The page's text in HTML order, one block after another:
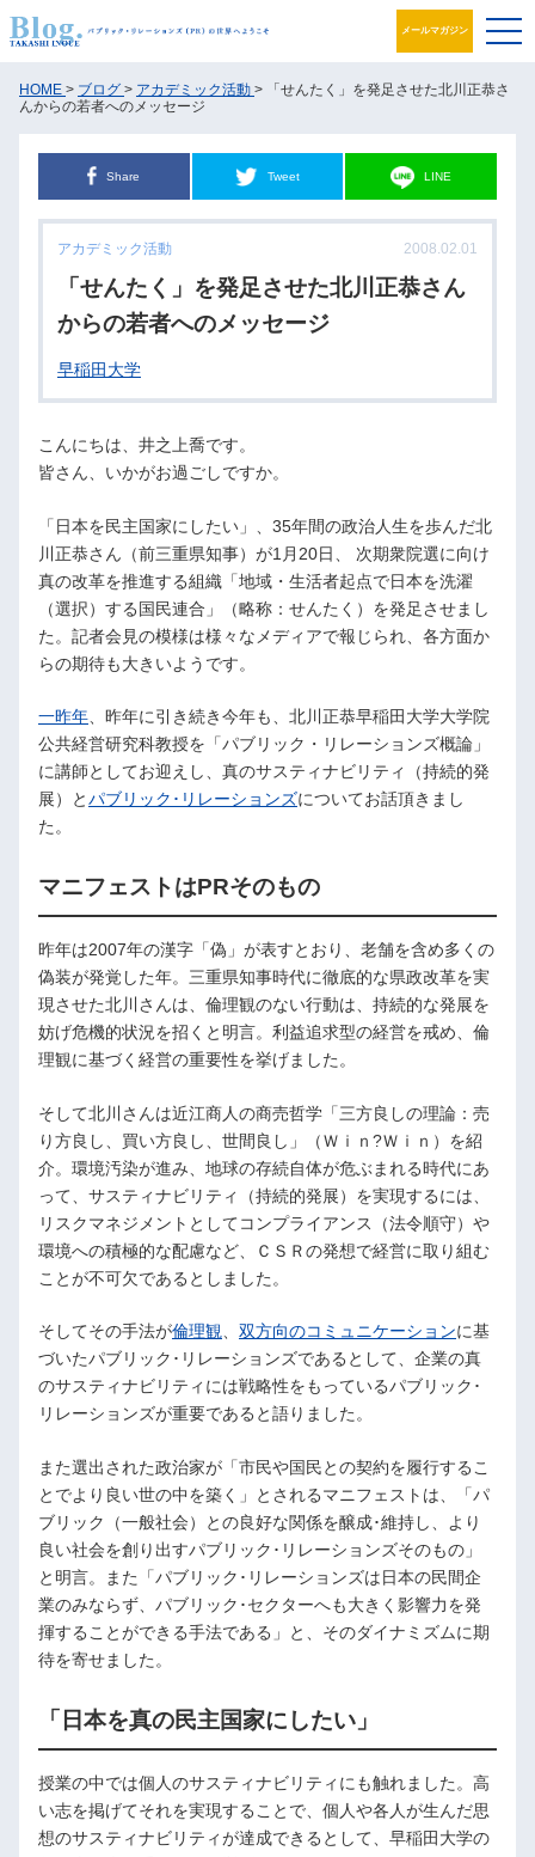
メールマガジン
ブログ
パブリック・リレーションズとは
アカデミック活動
井之上PRグループ
HOME > ブログ > アカデミック活動 > 「せんたく」を発足させた北川正恭さ
んからの若者へのメッセージ
Share Tweet LINE
アカデミック活動 2008.02.01
「せんたく」を発足させた北川正恭さん
からの若者へのメッセージ
早稲田大学
こんにちは、井之上喬です。
皆さん、いかがお過ごしですか。
「日本を民主国家にしたい」、35年間の政治人生を歩んだ北
川正恭さん（前三重県知事）が1月20日、 次期衆院選に向け
真の改革を推進する組織「地域・生活者起点で日本を洗濯
（選択）する国民連合」（略称：せんたく）を発足させまし
た。記者会見の模様は様々なメディアで報じられ、各方面か
らの期待も大きいようです。
一昨年 、昨年に引き続き今年も、北川正恭早稲田大学大学院
公共経営研究科教授を「パブリック・リレーションズ概論」
に講師としてお迎えし、真のサスティナビリティ（持続的発
展）とパブリック･リレーションズについてお話頂きまし
た。
マニフェストはPRそのもの
昨年は2007年の漢字「偽」が表すとおり、老舗を含め多くの
偽装が発覚した年。三重県知事時代に徹底的な県政改革を実
現させた北川さんは、倫理観のない行動は、持続的な発展を
妨げ危機的状況を招くと明言。利益追求型の経営を戒め、倫
理観に基づく経営の重要性を挙げました。
そして北川さんは近江商人の商売哲学「三方良しの理論：売
り方良し、買い方良し、世間良し」（Ｗｉｎ?Ｗｉｎ）を紹
介。環境汚染が進み、地球の存続自体が危ぶまれる時代にあ
って、サスティナビリティ（持続的発展）を実現するには、
リスクマネジメントとしてコンプライアンス（法令順守）や
環境への積極的な配慮など、ＣＳＲの発想で経営に取り組む
ことが不可欠であるとしました。
そしてその手法が倫理観、 双方向のコミュニケーションに基
づいたパブリック･リレーションズであるとして、企業の真
のサスティナビリティには戦略性をもっているパブリック･
リレーションズが重要であると語りました。
また選出された政治家が「市民や国民との契約を履行するこ
とでより良い世の中を築く」とされるマニフェストは、「パ
ブリック（一般社会）との良好な関係を醸成･維持し、より
良い社会を創り出すパブリック･リレーションズそのもの」
と明言。また「パブリック･リレーションズは日本の民間企
業のみならず、パブリック･セクターへも大きく影響力を発
揮することができる手法である」と、そのダイナミズムに期
待を寄せました。
「日本を真の民主国家にしたい」
授業の中では個人のサスティナビリティにも触れました。高
い志を掲げてそれを実現することで、個人や各人が生んだ思
想のサスティナビリティが達成できるとして、早稲田大学の